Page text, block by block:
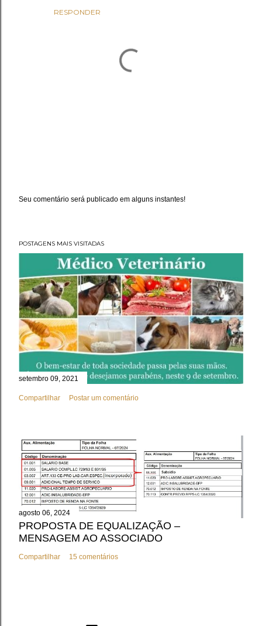
RESPONDER
a
o
m
e
n
t
á
r
i
o
Seu comentário será publicado em alguns instantes!
POSTAGENS MAIS VISITADAS
setembro 09, 2021
Compartilhar Postar um comentário
agosto 06, 2024
PROPOSTA DE EQUALIZAÇÃO –
MENSAGEM AO ASSOCIADO
Compartilhar 15 comentários